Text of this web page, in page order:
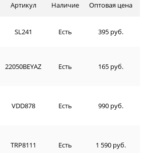
Артикул Наличие Оптовая цена
SL241 Есть 395 руб.
22050BEYAZ Есть 165 руб.
VDD878 Есть 990 руб.
TRP8111 Есть 1 590 руб.